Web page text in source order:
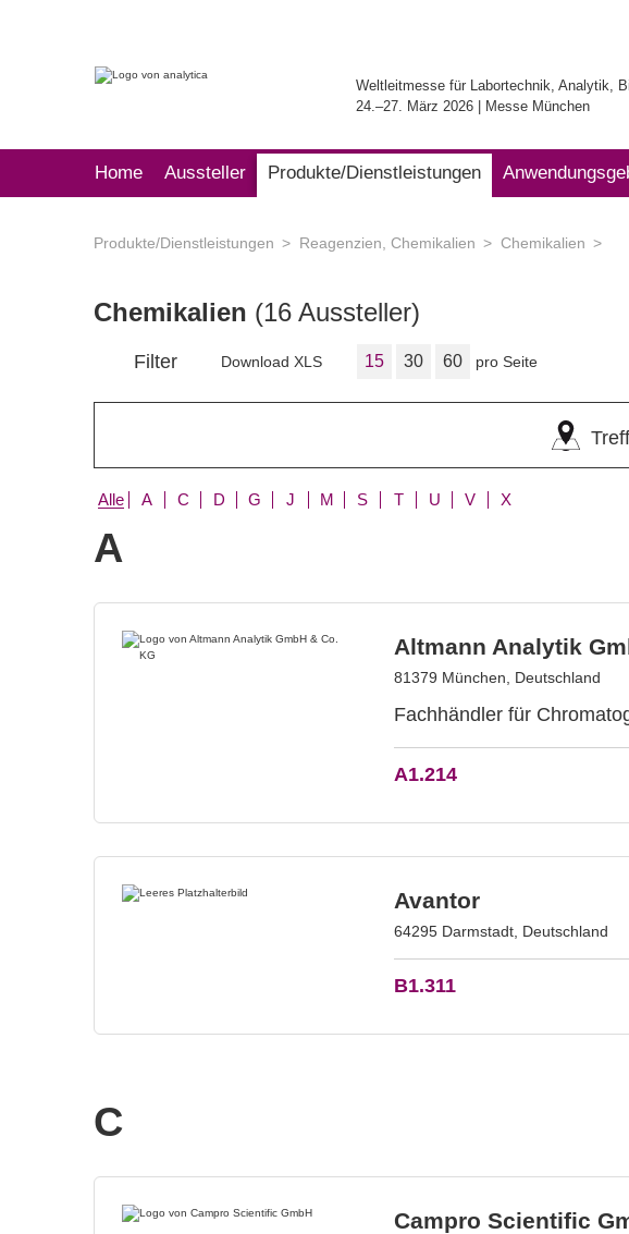
Weltleitmesse für Labortechnik, Analytik,
24.–27. März 2026 | Messe München
Home Aussteller Produkte/Dienstleistungen
Produkte/Dienstleistungen Reagenzien, Chemikalien Chemikalien
Chemikalien (16 Aussteller)
Filter Download XLS 15 30 60 pro Seite
Alle A C D G J M S T U V X
A
Altmann Analytik
81379 München, Deutschland
Fachhändler für
A1.214
Avantor
64295 Darmstadt, Deutschland
B1.311
C
Campro Scientific